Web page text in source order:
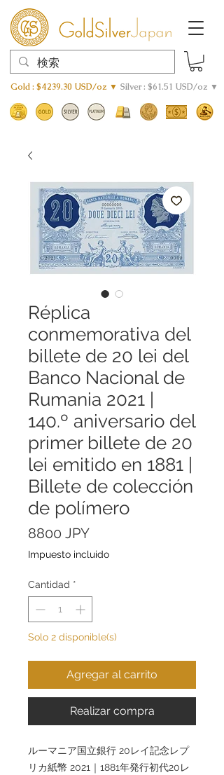
Gold : $4239.30 USD/oz ▼ Silver : $61.51 USD/oz ▼
Réplica
conmemorativa del
billete de 20 lei del
Banco Nacional de
Rumania 2021 |
140.º aniversario del
primer billete de 20
lei emitido en 1881 |
Billete de colección
de polímero
8800 JPYPrecio
Impuesto incluido
Cantidad *
Solo 2 disponible(s)
Agregar al carrito
Realizar compra
ルーマニア国立銀行 20レイ記念レプ
リカ紙幣 2021｜1881年発行初代20レ